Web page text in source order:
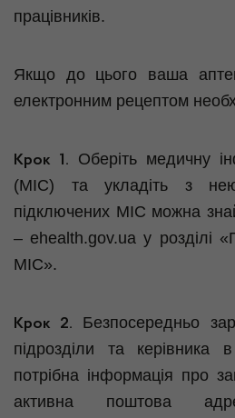
працівників.
Якщо до цього ваша
електронним рецептом
Крок 1.
Оберіть медичну
(МІС) та укладіть з
підключених МІС можна
– ehealth.gov.ua у розділі
МІС».
Крок 2.
Безпосередньо
підрозділи та
потрібна інформація про
активна поштова